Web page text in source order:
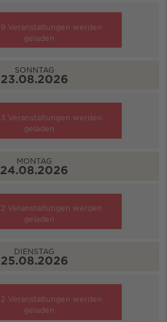
9 Veranstaltungen werden
geladen
SONNTAG
23.08.2026
3 Veranstaltungen werden
geladen
MONTAG
24.08.2026
2 Veranstaltungen werden
geladen
DIENSTAG
25.08.2026
2 Veranstaltungen werden
geladen